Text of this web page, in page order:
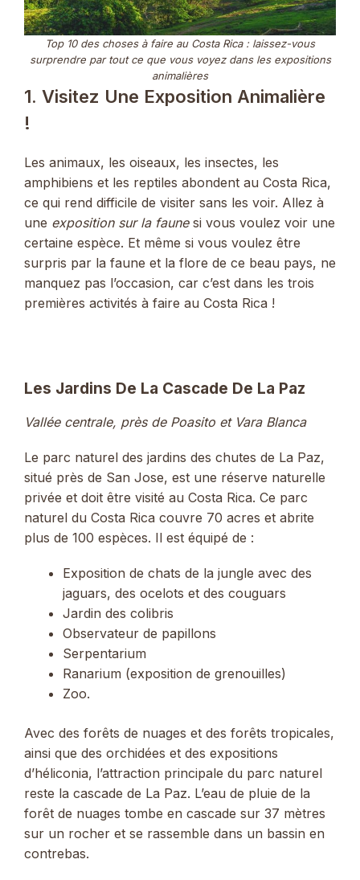
Top 10 des choses à faire au Costa Rica : laissez-vous
surprendre par tout ce que vous voyez dans les expositions
animalières
1. Visitez Une Exposition Animalière
!
Les animaux, les oiseaux, les insectes, les
amphibiens et les reptiles abondent au Costa Rica,
ce qui rend difficile de visiter sans les voir. Allez à
une exposition sur la faunesi vous voulez voir une
certaine espèce. Et même si vous voulez être
surpris par la faune et la flore de ce beau pays, ne
manquez pas l’occasion, car c’est dans les trois
premières activités à faire au Costa Rica !
Les Jardins De La Cascade De La Paz
Vallée centrale, près de Poasito et Vara Blanca
Le parc naturel des jardins des chutes de La Paz,
situé près de San Jose, est une réserve naturelle
privée et doit être visité au Costa Rica. Ce parc
naturel du Costa Rica couvre 70 acres et abrite
plus de 100 espèces. Il est équipé de :
Exposition de chats de la jungle avec des
jaguars, des ocelots et des couguars
Jardin des colibris
Observateur de papillons
Serpentarium
Ranarium (exposition de grenouilles)
Zoo.
Avec des forêts de nuages ​​et des forêts tropicales,
ainsi que des orchidées et des expositions
d’héliconia, l’attraction principale du parc naturel
reste la cascade de La Paz. L’eau de pluie de la
forêt de nuages ​​tombe en cascade sur 37 mètres
sur un rocher et se rassemble dans un bassin en
contrebas.